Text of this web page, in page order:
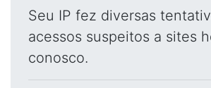
Seu IP fez diversas
acessos suspeitos a sites
conosco.